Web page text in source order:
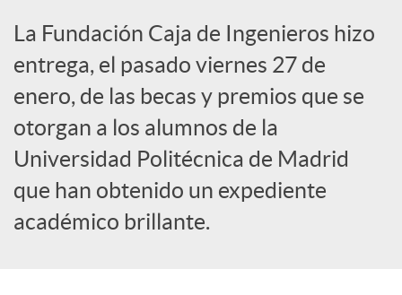
e
s
S
o
La Fundación Caja de Ingenieros hizo
entrega, el pasado viernes 27 de
enero, de las becas y premios que se
otorgan a los alumnos de la
Universidad Politécnica de Madrid
que han obtenido un expediente
académico brillante.